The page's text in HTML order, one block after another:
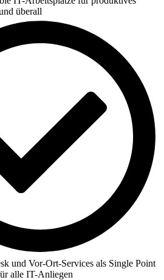
überall
und Vor-Ort-Services als Single Point
alle IT-Anliegen